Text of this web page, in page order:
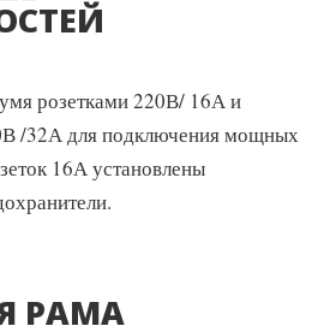
розетками 220В/ 16А и
/32А для подключения мощных
16А установлены
РАМА